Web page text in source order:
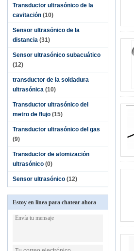
Transductor ultrasónico de la
cavitación (10)
Sensor ultrasónico de la
distancia (31)
Sensor ultrasónico subacuático
(12)
transductor de la soldadura
ultrasónica (10)
Transductor ultrasónico del
metro de flujo (15)
Transductor ultrasónico del gas
(9)
Transductor de atomización
ultrasónico (0)
Sensor ultrasónico (12)
Estoy en línea para chatear ahora